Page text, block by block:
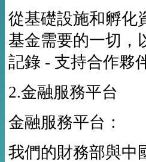
從基礎設施和孵化
基金需要的一切，
記錄 - 支持合作夥
2.金融服務平台
金融服務平台：
我們的財務部與中